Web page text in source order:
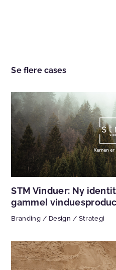
Se flere cases
STM Vinduer: Ny
gammel
Branding / Design / Strategi